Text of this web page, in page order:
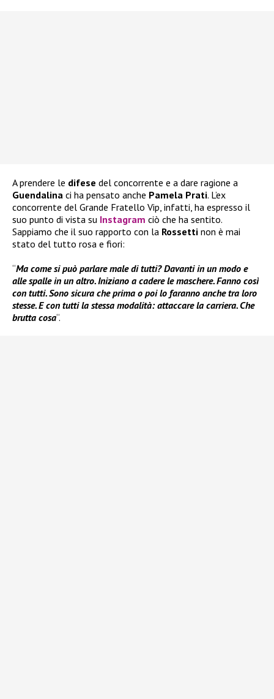
A prendere le difese del concorrente e a dare ragione a
Guendalina ci ha pensato anche Pamela Prati. L’ex
concorrente del Grande Fratello Vip, infatti, ha espresso il
suo punto di vista su Instagram ciò che ha sentito.
Sappiamo che il suo rapporto con la Rossetti non è mai
stato del tutto rosa e fiori:
“Ma come si può parlare male di tutti? Davanti in un modo e
alle spalle in un altro. Iniziano a cadere le maschere. Fanno così
con tutti. Sono sicura che prima o poi lo faranno anche tra loro
stesse. E con tutti la stessa modalità: attaccare la carriera. Che
brutta cosa“.